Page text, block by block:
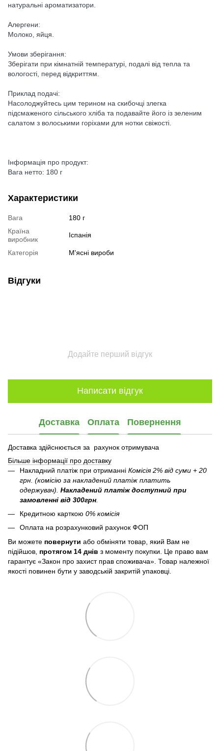
натуральні ароматизатори.
Алергени:
Молоко, яйця.
Умови зберігання:
Зберігати при кімнатній температурі, подалі від тепла та
вологості, перед відкриттям.
Приклад подачі:
Насолоджуйтесь цим терином на скибочці злегка
підсмаженого сільського хліба та подавайте його із зеленим
салатом з волоськими горіхами для нотки свіжості.
Інформація про продукт:
Вага нетто: 180 г
Характеристики
Вага
180 г
Країна
виробник
Іспанія
Категорія М'ясні вироби
Відгуки
Додайте перший відгук
Написати відгук
Доставка Оплата Повернення
Доставка здійснюється за рахунок отримувача
Більше інформації про доставку
Накладний платіж при отриманні Комісія 2% від суми + 20
грн. (комісію за накладений платіж платить
одержувач). Накладений платіж доступний при
замовленні від 300грн
Кредитною карткою 0% комісія
Оплата на розрахунковий рахунок ФОП
Ви можете повернути або обміняти товар, який Вам не
підійшов, протягом 14 днів з моменту покупки. Це право вам
гарантує «Закон про захист прав споживача». Товар належної
якості повинен бути у заводській закритій упаковці.